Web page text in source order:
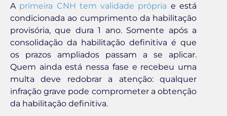
A primeira CNH tem validade própria e está
condicionada ao cumprimento da habilitação
provisória, que dura 1 ano. Somente após a
consolidação da habilitação definitiva é que
os prazos ampliados passam a se aplicar.
Quem ainda está nessa fase e recebeu uma
multa deve redobrar a atenção: qualquer
infração grave pode comprometer a obtenção
da habilitação definitiva.